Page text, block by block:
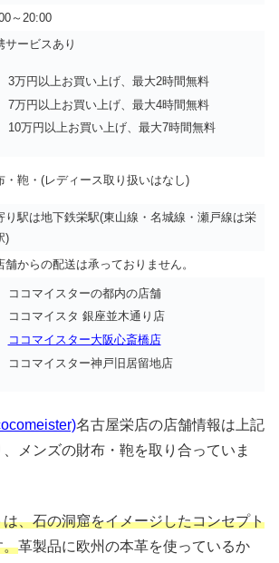
～20:00
サービスあり
3万円以上お買い上げ、最大2時間無料
7万円以上お買い上げ、最大4時間無料
10万円以上お買い上げ、最大7時間無料
・鞄・(レディース取り扱いはなし)
り駅は地下鉄栄駅(東山線・名城線・瀬戸線は栄
)
舗からの配送は承っておりません。
ココマイスターの都内の店舗
ココマイスタ 銀座並木通り店
ココマイスター大阪心斎橋店
ココマイスター神戸旧居留地店
名古屋栄店の店舗情報は上記
メンズの財布・鞄を取り合っていま
、石の洞窟をイメージしたコンセプト
。革製品に欧州の本革を使っているか